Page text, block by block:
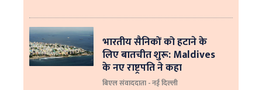
भारतीय सैनिकों को हटाने के
लिए बातचीत शुरू: Maldives
के नए राष्ट्रपति ने कहा
बिएल संवाददाता - नई दिल्‍ली